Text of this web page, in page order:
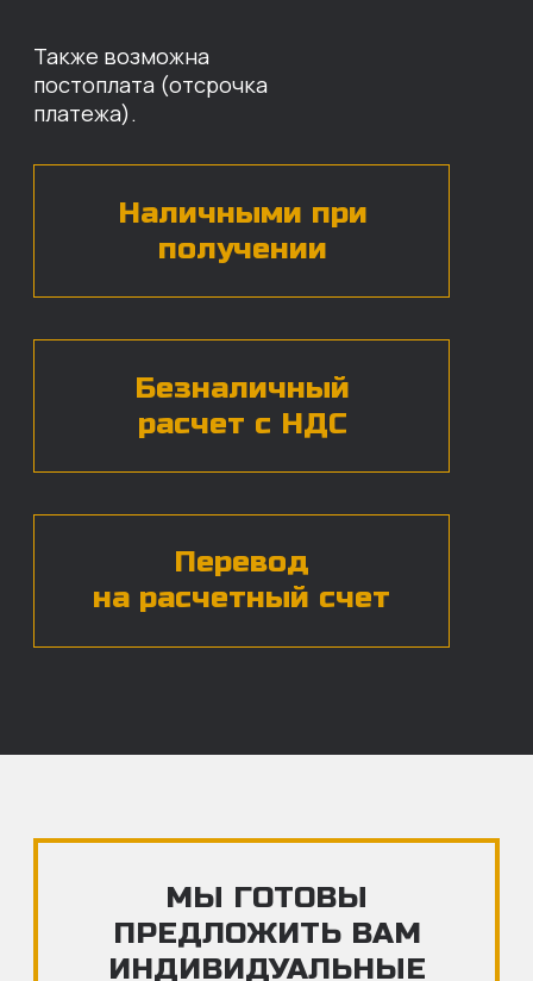
назовут цены и проконсультируют
по нужным деталям.
БЕСПЛАТНАЯ КОНСУЛЬТАЦИЯ
ЧАСТЫЕ ВОПРОСЫ